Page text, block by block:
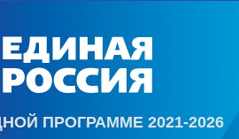
ПРОГРАММЕ 2021-2026